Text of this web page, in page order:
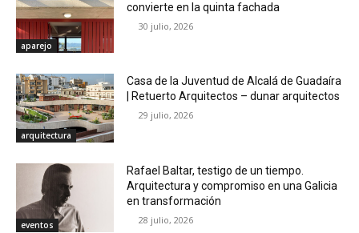
aparejo
convierte en la quinta fachada
30 julio, 2026
arquitectura
Casa de la Juventud de Alcalá de Guadaíra
| Retuerto Arquitectos – dunar arquitectos
29 julio, 2026
eventos
Rafael Baltar, testigo de un tiempo.
Arquitectura y compromiso en una Galicia
en transformación
28 julio, 2026